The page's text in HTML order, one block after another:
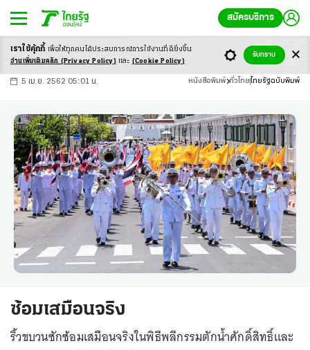
สมัครบริการ
-ก ก ก+
5 เม.ย. 2562 05:01 น. หนังสือพิมพ์ ทั่วไทย ไทยรัฐฉบับพิมพ์
ซ้อมเสมือนจริง
ริ้วขบวนซักซ้อมเสมือนจริงในพิธีพลีกรรมตักน้ำศักดิ์สิทธิ์และ
เราใช้คุ้กกี้ เพื่อให้ทุกคนได้ประสบการณ์การใช้งานที่ดียิ่งขึ้น
อ่านเพิ่มเติมคลิก (Privacy Policy) และ (Cookie Policy)
รับทราบ